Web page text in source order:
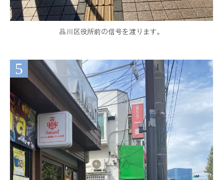
品川区役所前の信号を渡ります。
5